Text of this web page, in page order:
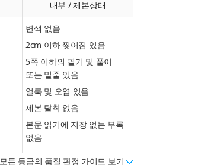
내부 / 제본상태
변색 없음
2cm 이하 찢어짐 있음
5쪽 이하의 필기 및 풀이
또는 밑줄 있음
얼룩 및 오염 있음
제본 탈착 없음
본문 읽기에 지장 없는 부록
없음
모든 등급의 품질 판정 가이드 보기